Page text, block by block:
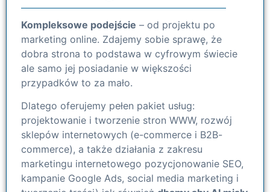
Kompleksowe podejście – od projektu po
marketing online. Zdajemy sobie sprawę, że
dobra strona to podstawa w cyfrowym świecie
ale samo jej posiadanie w większości
przypadków to za mało.
Dlatego oferujemy pełen pakiet usług:
projektowanie i tworzenie stron WWW, rozwój
sklepów internetowych (e-commerce i B2B-
commerce), a także działania z zakresu
marketingu internetowego pozycjonowanie SEO,
kampanie Google Ads, social media marketing i